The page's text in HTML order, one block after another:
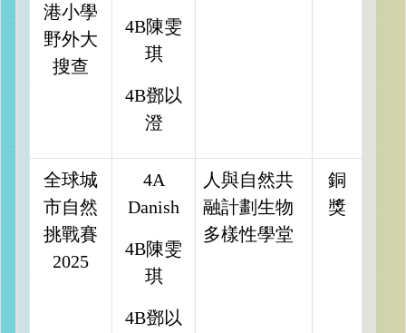
港小學
野外大
搜查
4B陳雯
琪
4B鄧以
澄
全球城
市自然
挑戰賽
2025
4A
Danish
4B陳雯
琪
4B鄧以
人與自然共
融計劃生物
多樣性學堂
銅
獎